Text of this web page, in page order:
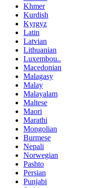
Khmer
Kurdish
Kyrgyz
Latin
Latvian
Lithuanian
Luxembou..
Macedonian
Malagasy
Malay
Malayalam
Maltese
Maori
Marathi
Mongolian
Burmese
Nepali
Norwegian
Pashto
Persian
Punjabi